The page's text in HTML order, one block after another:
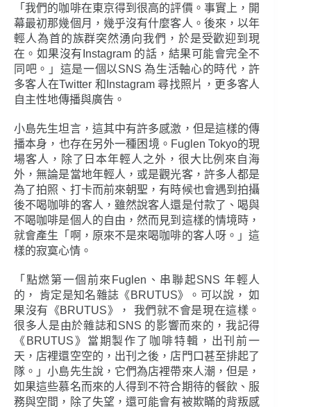
「我們的咖啡在東京得到很高的評價。事實上，開
幕最初那幾個月，幾乎沒有什麼客人。後來，以年
輕人為首的族群突然湧向我們，於是受歡迎到現
在。如果沒有Instagram 的話，結果可能會完全不
同吧。」這是一個以SNS 為生活軸心的時代，許
多客人在Twitter 和Instagram 尋找照片，更多客人
自主性地傳播與廣告。
小島先生坦言，這其中有許多感激，但是這樣的傳
播本身，也存在另外一種困境。Fuglen Tokyo的現
場客人，除了日本年輕人之外，很大比例來自海
外，無論是當地年輕人，或是觀光客，許多人都是
為了拍照、打卡而前來朝聖，有時候也會遇到拍攝
後不喝咖啡的客人，雖然說客人還是付款了、喝與
不喝咖啡是個人的自由，然而見到這樣的情境時，
就會產生「啊，原來不是來喝咖啡的客人呀。」這
樣的寂寞心情。
「點燃第一個前來Fuglen、串聯起SNS 年輕人
的， 肯定是知名雜誌《BRUTUS》。可以說， 如
果沒有《BRUTUS》， 我們就不會是現在這樣。
很多人是由於雜誌和SNS 的影響而來的，我記得
《BRUTUS》當期製作了咖啡特輯，出刊前一
天，店裡還空空的，出刊之後，店門口甚至排起了
隊。」小島先生說，它們為店裡帶來人潮，但是，
如果這些慕名而來的人得到不符合期待的餐飲、服
務與空間，除了失望，還可能會有被欺瞞的背叛感